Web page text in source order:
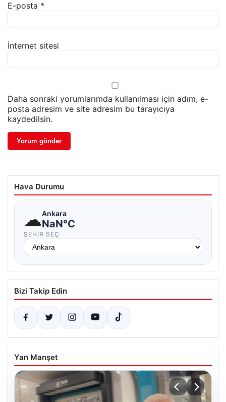
E-posta *
İnternet sitesi
Daha sonraki yorumlarımda kullanılması için adım, e-
posta adresim ve site adresim bu tarayıcıya
kaydedilsin.
Hava Durumu
☁Ankara
NaN°C
ŞEHIR SEÇ
Bizi Takip Edin
Yan Manşet